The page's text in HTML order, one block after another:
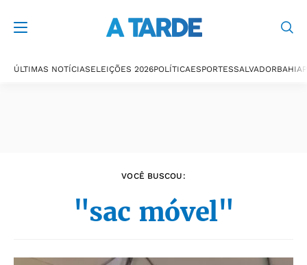
ÚLTIMAS NOTÍCIASELEIÇÕES 2026POLÍTICAESPORTESSALVADORBAHIA
VOCÊ BUSCOU:
"sac móvel"